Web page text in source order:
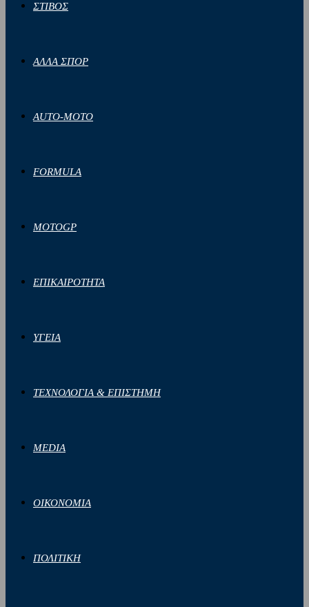
ΣΤΙΒΟΣ
ΑΛΛΑ ΣΠΟΡ
AUTO-MOTO
FORMULA
MOTOGP
ΕΠΙΚΑΙΡΟΤΗΤΑ
ΥΓΕΙΑ
ΤΕΧΝΟΛΟΓΙΑ & ΕΠΙΣΤΗΜΗ
MEDIA
ΟΙΚΟΝΟΜΙΑ
ΠΟΛΙΤΙΚΗ